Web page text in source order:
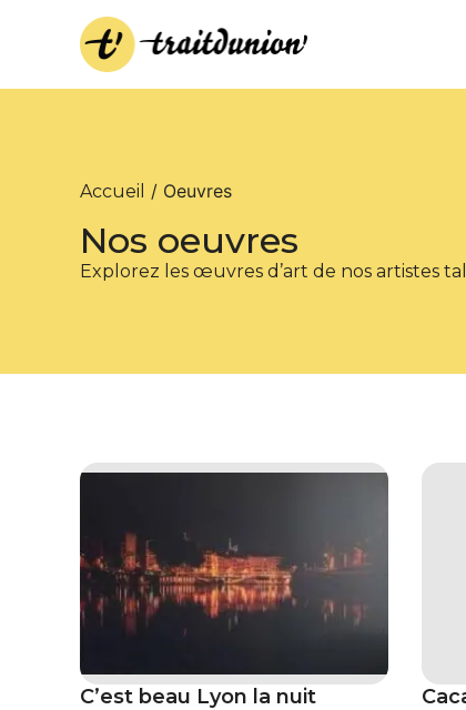
Accueil / Oeuvres
Nos oeuvres
Explorez les œuvres d’art de nos artistes
C’est beau Lyon la nuit